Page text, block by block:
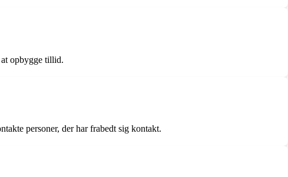
opbygge tillid.
personer, der har frabedt sig kontakt.